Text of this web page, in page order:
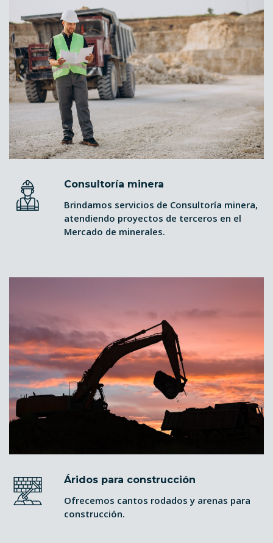
Consultoría minera
Brindamos servicios de Consultoría minera,
atendiendo proyectos de terceros en el
Mercado de minerales.
Áridos para construcción
Ofrecemos cantos rodados y arenas para
construcción.